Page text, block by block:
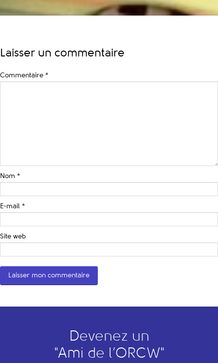
Laisser un commentaire
Commentaire *
Nom *
E-mail *
Site web
Devenez un
"Ami de l’ORCW"